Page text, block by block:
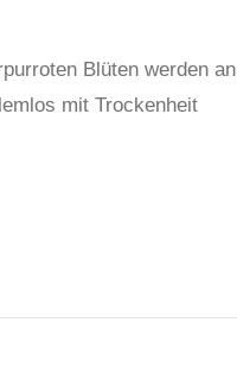
Blüten werden an
mit Trockenheit